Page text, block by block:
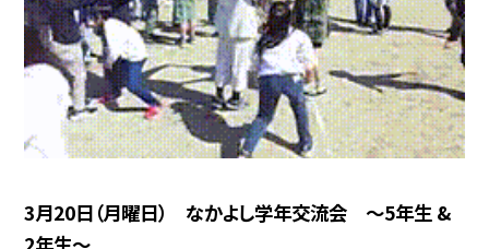
3月20日（月曜日） なかよし学年交流会 〜5年生 &